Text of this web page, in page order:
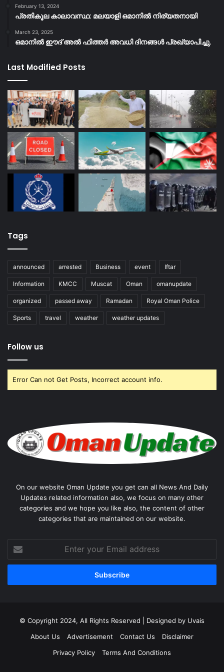
February 13, 2024
പ്രതികൂല കാലാവസ്ഥ: മലയാളി ഒമാനിൽ നിര്യതനായി
March 23, 2025
ഒമാനിൽ ഈദ് അൽ ഫിത്തർ അവധി ദിനങ്ങൾ പ്രഖ്യാപിച്ചു.
Last Modified Posts
Tags
announced arrested Business event Iftar
Information KMCC Muscat Oman omanupdate
organized passed away Ramadan Royal Oman Police
Sports travel weather weather updates
Follow us
Error Can not Get Posts, Incorrect account info.
On our website Oman Update you get can all News And Daily
Updates related information also, we focus on many other
categories and we hope you like also, the content of other
categories that are maintained on our website.
your
Email
© Copyright 2024, All Rights Reserved | Designed by Uvais
About Us
Advertisement Contact Us
Disclaimer
Privacy Policy
Terms And Conditions